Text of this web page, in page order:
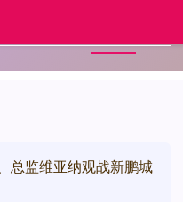
总监维亚纳观战新鹏城